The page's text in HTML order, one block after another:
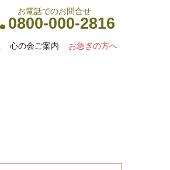
お電話でのお問合せ
0800-000-2816
心の会ご案内 お急ぎの方へ